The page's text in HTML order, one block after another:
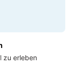
zu erleben